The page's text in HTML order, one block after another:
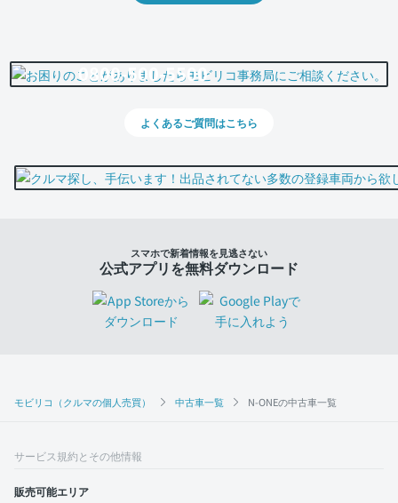
モビリコ（クルマの個人売買） 中古車一覧 N-ONEの中古車一覧
0800-500-5500
よくあるご質問はこちら
スマホで新着情報を見逃さない
公式アプリを無料ダウンロード
サービス規約とその他情報
販売可能エリア